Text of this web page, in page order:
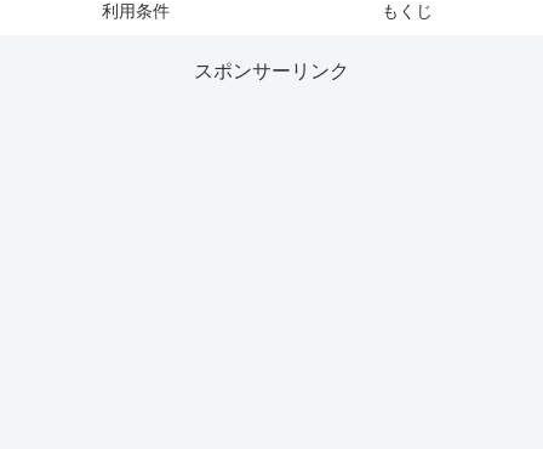
利用条件 もくじ
スポンサーリンク